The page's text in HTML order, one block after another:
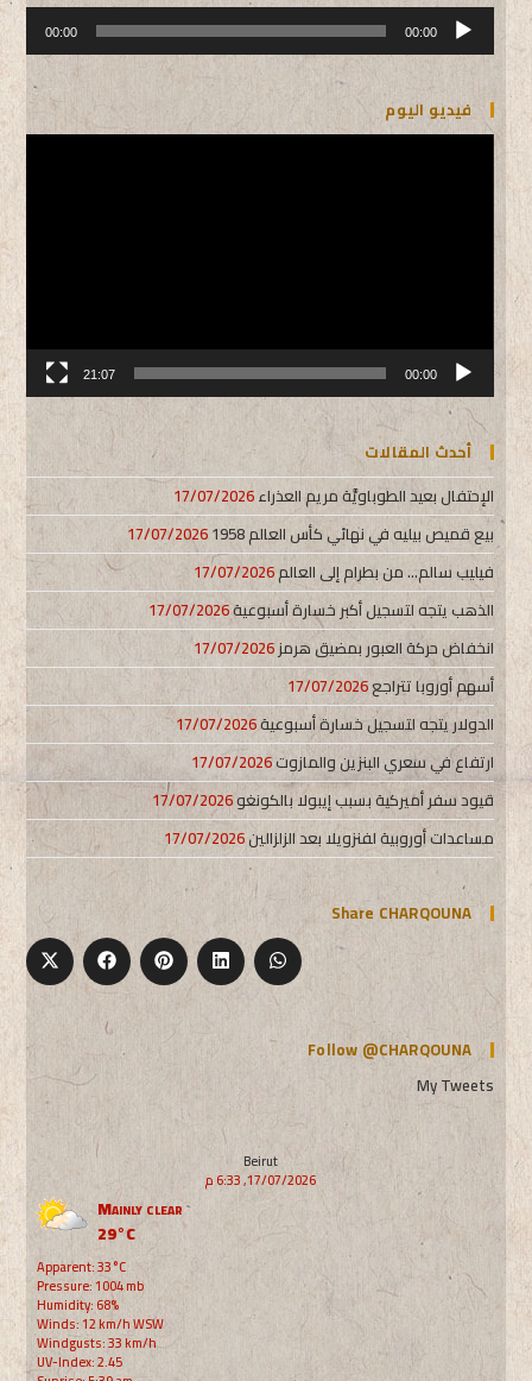
مشغل
الصوت 00:00
00:00
فيديو اليوم
مشغل
00:00
21:07
أحدث المقالات
الإحتفال بعيد الطوباويَّة مريم العذراء17/07/2026
بيع قميص بيليه في نهائي كأس العالم 1958
17/07/2026
فيليب سالم… من بطرام إلى العالم17/07/2026
الذهب يتجه لتسجيل أكبر خسارة أسبوعية17/07/2026
انخفاض حركة العبور بمضيق هرمز17/07/2026
أسهم أوروبا تتراجع17/07/2026
الدولار يتجه لتسجيل خسارة أسبوعية17/07/2026
ارتفاع في سعري البنزين والمازوت17/07/2026
قيود سفر أميركية بسبب إيبولا بالكونغو17/07/2026
مساعدات أوروبية لفنزويلا بعد الزلزالين17/07/2026
Share CHARQOUNA
Follow @CHARQOUNA
My Tweets
Beirut
17/07/2026, 6:33 م
Mainly clear
29°C
Apparent: 33°C
Pressure: 1004 mb
Humidity: 68%
Winds: 12 km/h WSW
Windgusts: 33 km/h
UV-Index: 2.45